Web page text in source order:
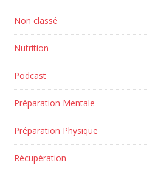
Non classé
Nutrition
Podcast
Préparation Mentale
Préparation Physique
Récupération